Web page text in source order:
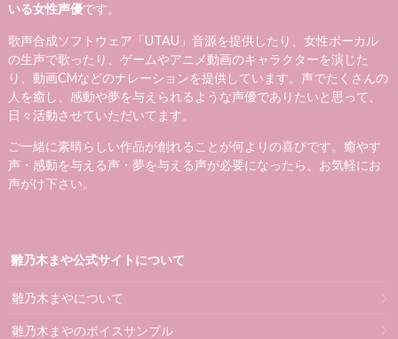
いる女性声優です。
歌声合成ソフトウェア「UTAU」音源を提供したり、女性ボーカル
の生声で歌ったり、ゲームやアニメ動画のキャラクターを演じた
り、動画CMなどのナレーションを提供しています。声でたくさんの
人を癒し、感動や夢を与えられるような声優でありたいと思って、
日々活動させていただいてます。
ご一緒に素晴らしい作品が創れることが何よりの喜びです。癒やす
声・感動を与える声・夢を与える声が必要になったら、お気軽にお
声がけ下さい。
雛乃木まや公式サイトについて
雛乃木まやについて
雛乃木まやのボイスサンプル